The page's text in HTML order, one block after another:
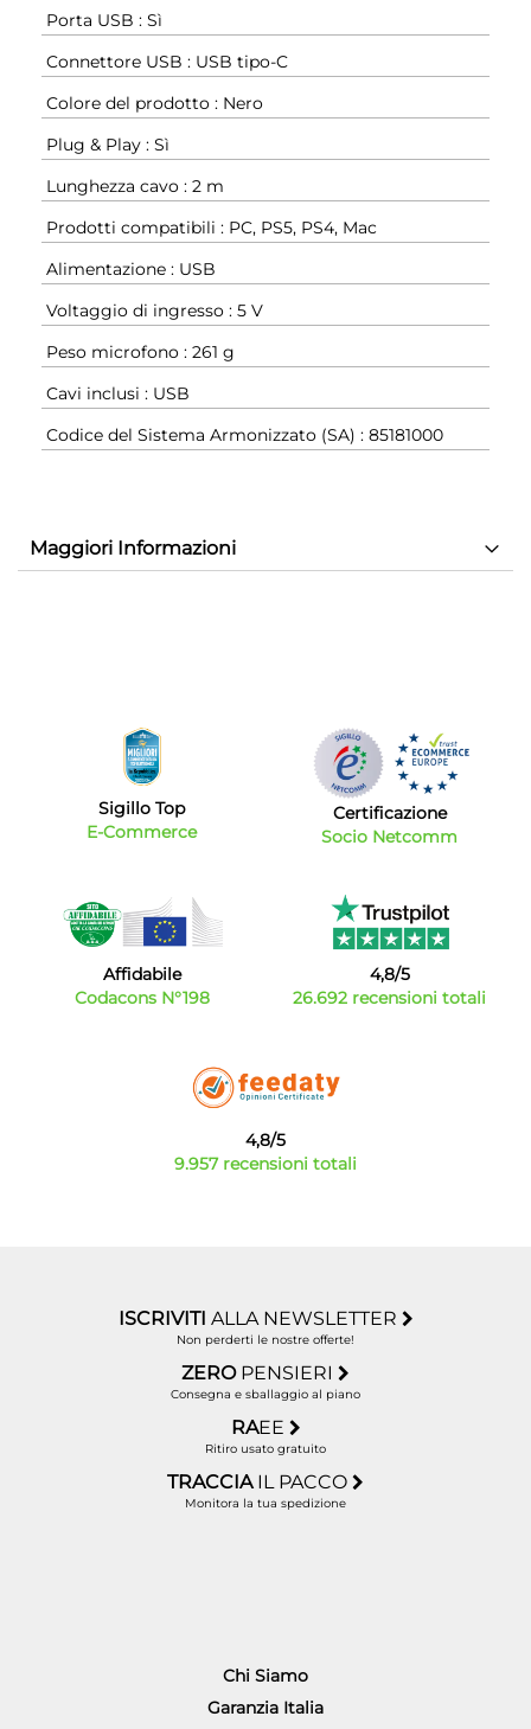
Porta USB : Sì
Connettore USB : USB tipo-C
Colore del prodotto : Nero
Plug & Play : Sì
Lunghezza cavo : 2 m
Prodotti compatibili : PC, PS5, PS4, Mac
Alimentazione : USB
Voltaggio di ingresso : 5 V
Peso microfono : 261 g
Cavi inclusi : USB
Codice del Sistema Armonizzato (SA) : 85181000
Maggiori Informazioni
Sigillo Top
E-Commerce
Certificazione
Socio Netcomm
Affidabile
Codacons N°198
4,8/5
26.692 recensioni totali
4,8/5
9.957 recensioni totali
ISCRIVITI ALLA NEWSLETTER
Non perderti le nostre offerte!
ZERO PENSIERI
Consegna e sballaggio al piano
RAEE
Ritiro usato gratuito
TRACCIA IL PACCO
Monitora la tua spedizione
Chi Siamo
Garanzia Italia